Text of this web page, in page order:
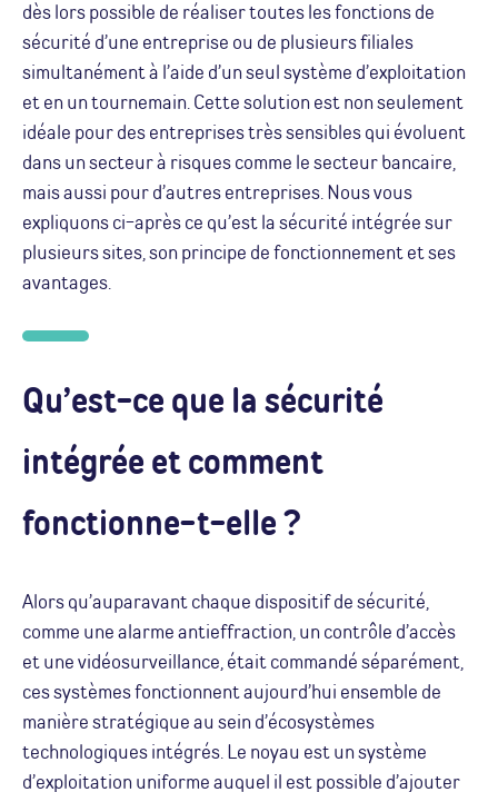
dès lors possible de réaliser toutes les fonctions de
sécurité d’une entreprise ou de plusieurs filiales
simultanément à l’aide d’un seul système d’exploitation
et en un tournemain. Cette solution est non seulement
idéale pour des entreprises très sensibles qui évoluent
dans un secteur à risques comme le secteur bancaire,
mais aussi pour d’autres entreprises. Nous vous
expliquons ci-après ce qu’est la sécurité intégrée sur
plusieurs sites, son principe de fonctionnement et ses
avantages.
Qu’est-ce que la sécurité
intégrée et comment
fonctionne-t-elle ?
Alors qu’auparavant chaque dispositif de sécurité,
comme une alarme antieffraction, un contrôle d’accès
et une vidéosurveillance, était commandé séparément,
ces systèmes fonctionnent aujourd’hui ensemble de
manière stratégique au sein d’écosystèmes
technologiques intégrés. Le noyau est un système
d’exploitation uniforme auquel il est possible d’ajouter